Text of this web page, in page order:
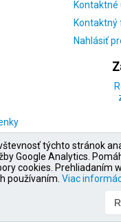
Kontaktné
Nahlásiť
týchto stránok
Google Analytics.
cookies. Prehliadaním
používaním. Viac